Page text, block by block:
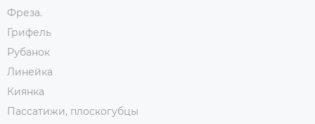
Фреза.
Грифель
Рубанок
Линейка
Киянка
Пассатижи, плоскогубцы